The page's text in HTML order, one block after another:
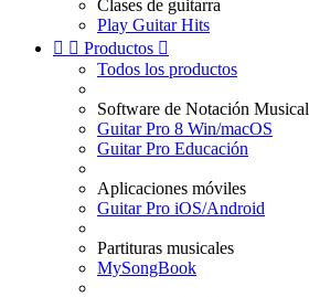
Clases de guitarra
Play Guitar Hits
  Productos 
Todos los productos
Software de Notación Musical
Guitar Pro 8 Win/macOS
Guitar Pro Educación
Aplicaciones móviles
Guitar Pro iOS/Android
Partituras musicales
MySongBook